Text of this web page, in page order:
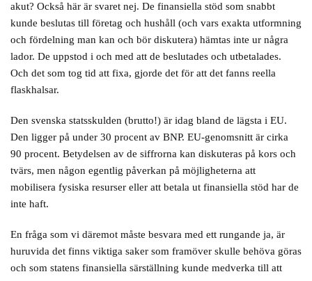
akut? Också här är svaret nej. De finansiella stöd som snabbt
kunde beslutas till företag och hushåll (och vars exakta utformning
och fördelning man kan och bör diskutera) hämtas inte ur några
lador. De uppstod i och med att de beslutades och utbetalades.
Och det som tog tid att fixa, gjorde det för att det fanns reella
flaskhalsar.
Den svenska statsskulden (brutto!) är idag bland de lägsta i EU.
Den ligger på under 30 procent av BNP. EU-genomsnitt är cirka
90 procent. Betydelsen av de siffrorna kan diskuteras på kors och
tvärs, men någon egentlig påverkan på möjligheterna att
mobilisera fysiska resurser eller att betala ut finansiella stöd har de
inte haft.
En fråga som vi däremot måste besvara med ett rungande ja, är
huruvida det finns viktiga saker som framöver skulle behöva göras
och som statens finansiella särställning kunde medverka till att